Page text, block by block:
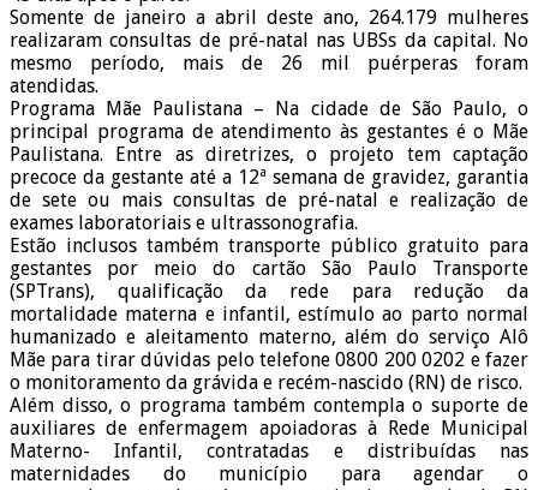
Somente de janeiro a abril deste ano, 264.179 mulheres
realizaram consultas de pré-natal nas UBSs da capital. No
mesmo período, mais de 26 mil puérperas foram
atendidas.
Programa Mãe Paulistana – Na cidade de São Paulo, o
principal programa de atendimento às gestantes é o Mãe
Paulistana. Entre as diretrizes, o projeto tem captação
precoce da gestante até a 12ª semana de gravidez, garantia
de sete ou mais consultas de pré-natal e realização de
exames laboratoriais e ultrassonografia.
Estão inclusos também transporte público gratuito para
gestantes por meio do cartão São Paulo Transporte
(SPTrans), qualificação da rede para redução da
mortalidade materna e infantil, estímulo ao parto normal
humanizado e aleitamento materno, além do serviço Alô
Mãe para tirar dúvidas pelo telefone 0800 200 0202 e fazer
o monitoramento da grávida e recém-nascido (RN) de risco.
Além disso, o programa também contempla o suporte de
auxiliares de enfermagem apoiadoras à Rede Municipal
Materno- Infantil, contratadas e distribuídas nas
maternidades do município para agendar o